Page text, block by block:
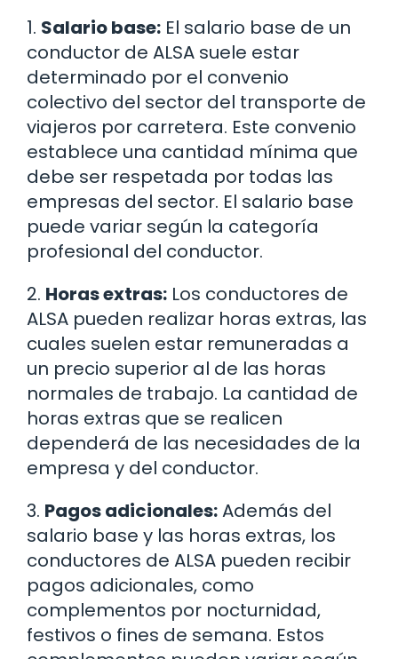
1. Salario base: El salario base de un
conductor de ALSA suele estar
determinado por el convenio
colectivo del sector del transporte de
viajeros por carretera. Este convenio
establece una cantidad mínima que
debe ser respetada por todas las
empresas del sector. El salario base
puede variar según la categoría
profesional del conductor.
2. Horas extras: Los conductores de
ALSA pueden realizar horas extras, las
cuales suelen estar remuneradas a
un precio superior al de las horas
normales de trabajo. La cantidad de
horas extras que se realicen
dependerá de las necesidades de la
empresa y del conductor.
3. Pagos adicionales:Además del
salario base y las horas extras, los
conductores de ALSA pueden recibir
pagos adicionales, como
complementos por nocturnidad,
festivos o fines de semana. Estos